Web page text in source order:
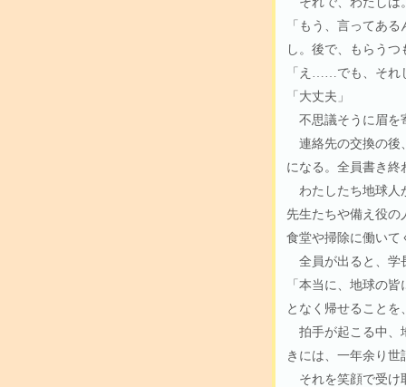
「もう、言ってあ
し。後で、もらうつ
「え……でも、それ
「大丈夫」
不思議そうに眉を
連絡先の交換の後
になる。全員書き
わたしたち地球人
先生たちや備え役
食堂や掃除に働いて
全員が出ると、学
「本当に、地球の
となく帰せること
拍手が起こる中、
きには、一年余り
それを笑顔で受け